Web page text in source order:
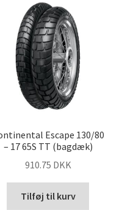
Escape 130/80
– 17 65S TT (bagdæk)
910.75 DKK
Tilføj til kurv